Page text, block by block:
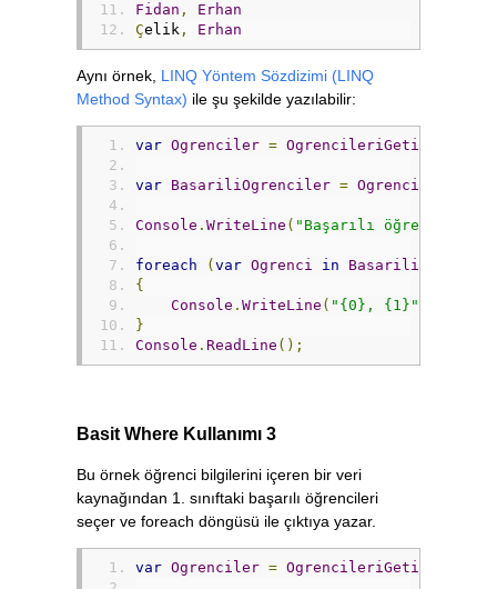
Fidan ,
Erhan
Çelik , Erhan
Aynı örnek, LINQ Yöntem Sözdizimi (LINQ
Method Syntax) ile şu şekilde yazılabilir:
var Ogrenciler = OgrencileriGetir
var BasariliOgrenciler = Ogrenciler
Console . WriteLine ( "Başarılı
foreach ( var Ogrenci in
{
Console . WriteLine ( "{0}, {1}"
}
Console . ReadLine ();
Basit Where Kullanımı 3
Bu örnek öğrenci bilgilerini içeren bir veri
kaynağından 1. sınıftaki başarılı öğrencileri
seçer ve foreach döngüsü ile çıktıya yazar.
var Ogrenciler = OgrencileriGetir